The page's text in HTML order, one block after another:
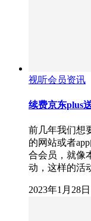
视听会员资讯
续费京东plus
前几年我们想
的网站或者
合会员，就像
动，这样的活
2023年1月28日